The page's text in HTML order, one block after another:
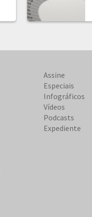
Assine
Especiais
Infográficos
Vídeos
Podcasts
Expediente